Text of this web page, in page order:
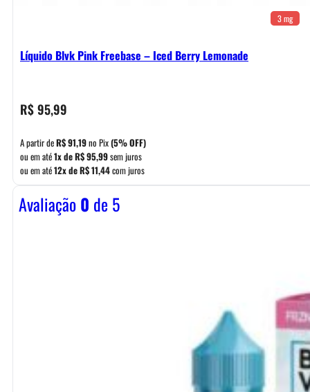
3 mg
Líquido Blvk Pink Freebase – Iced Berry Lemonade
R$95,99
A partir deR$91,19no Pix(5% OFF)
ou em até1x deR$95,99sem juros
ou em até12x deR$11,44com juros
Avaliação0 de 5